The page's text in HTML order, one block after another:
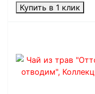
Купить в 1 клик